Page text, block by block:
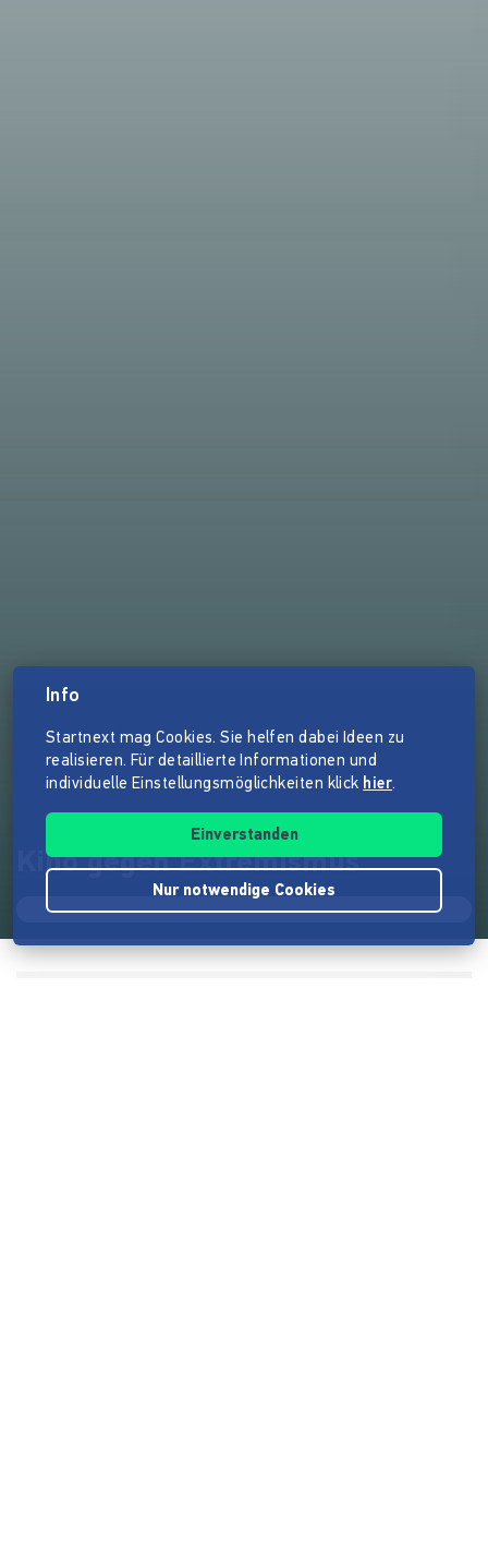
Kino gegen Extremismus
Info
Startnext mag Cookies. Sie helfen dabei Ideen zu
realisieren. Für detaillierte Informationen und
individuelle Einstellungsmöglichkeiten klick hier.
Einverstanden
Nur notwendige Cookies